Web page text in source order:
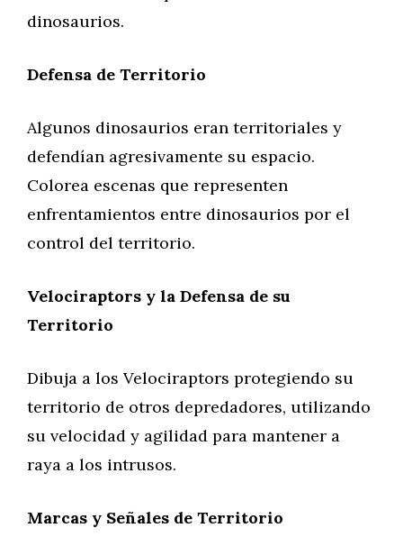
dinosaurios.
Defensa de Territorio
Algunos dinosaurios eran territoriales y
defendían agresivamente su espacio.
Colorea escenas que representen
enfrentamientos entre dinosaurios por el
control del territorio.
Velociraptors y la Defensa de su
Territorio
Dibuja a los Velociraptors protegiendo su
territorio de otros depredadores, utilizando
su velocidad y agilidad para mantener a
raya a los intrusos.
Marcas y Señales de Territorio